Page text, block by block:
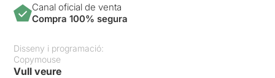
Canal oficial de venta
Compra 100% segura
Disseny i programació:
Copymouse
Vull veure